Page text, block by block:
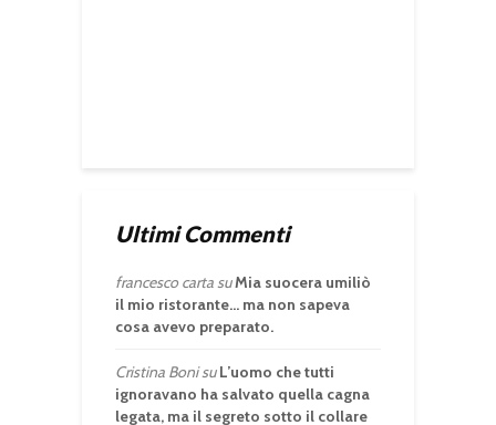
Ultimi Commenti
francesco cartasuMia suocera umiliò
il mio ristorante… ma non sapeva
cosa avevo preparato.
Cristina BonisuL’uomo che tutti
ignoravano ha salvato quella cagna
legata, ma il segreto sotto il collare